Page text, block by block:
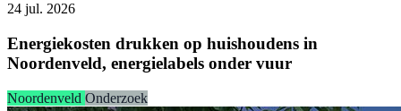
24 jul. 2026
Energiekosten drukken op huishoudens in
Noordenveld, energielabels onder vuur
Noordenveld Onderzoek